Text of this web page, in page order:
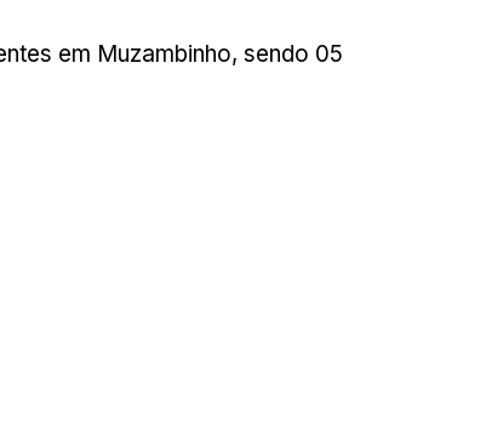
em Muzambinho, sendo 05